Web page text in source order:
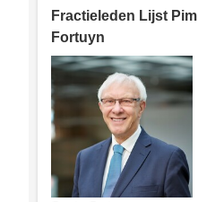
Fractieleden Lijst Pim
Fortuyn